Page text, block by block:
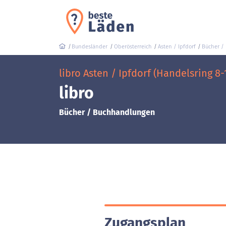
Bundesländer Oberösterreich Asten / Ipfdorf Bücher /
libro Asten / Ipfdorf (Handelsring 8-
libro
Bücher / Buchhandlungen